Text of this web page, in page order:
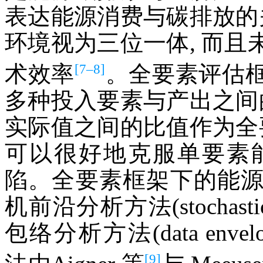
表达能源消费与碳排放
环境视为三位一体, 而且
术效率[7–8] 。全要素评估
多种投入要素与产出之
实际值之间的比值作为
可以很好地克服单要素
陷。全要素框架下的能
机前沿分析方法
包络分析方法(data
[9]